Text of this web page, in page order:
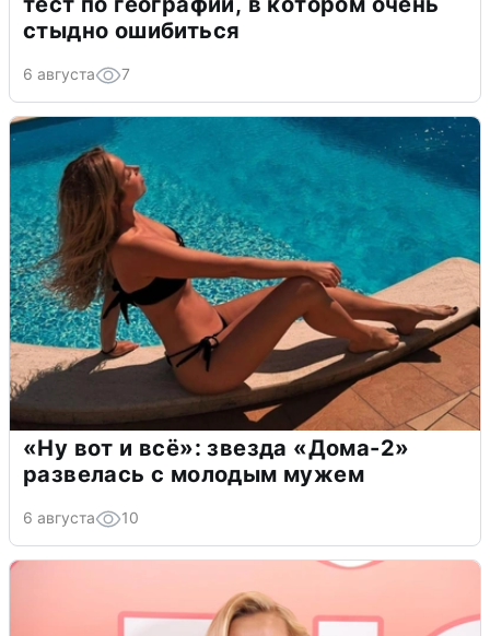
стыдно ошибиться
6 августа 7
«Ну вот и всё»: звезда «Дома-2»
развелась с молодым мужем
6 августа 10